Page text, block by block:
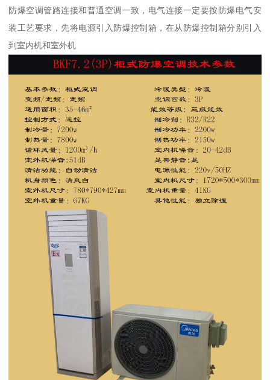
防爆空调管路连接和普通空调一致，电气连接一定要按防爆电气安
装工艺要求，先将电源引入防爆控制箱，在从防爆控制箱分别引入
到室内机和室外机